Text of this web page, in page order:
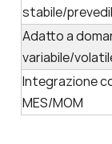
stabile/
Adatto a
variabile/
Integrazione
MES/MOM